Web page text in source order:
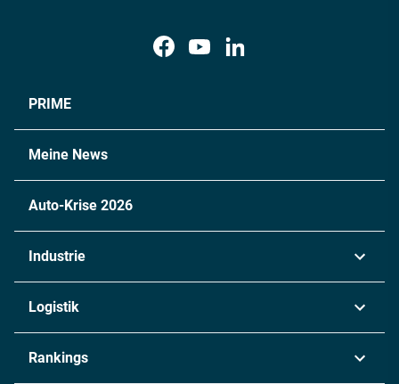
PRIME
Meine News
Auto-Krise 2026
Industrie
Chemie
Logistik
Rankings